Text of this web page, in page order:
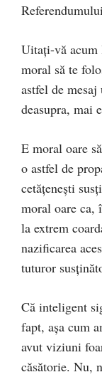
Uitați-vă acum
moral să te
astfel de mesaj
deasupra, mai
E moral oare
o astfel de
cetățenești
moral oare ca,
la extrem
nazificarea
tuturor
Că inteligent
fapt, așa cum
avut viziuni
căsătorie. Nu,